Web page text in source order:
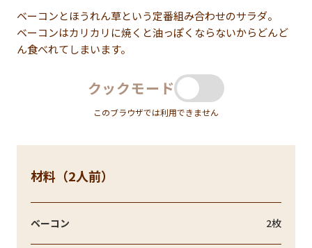
ベーコンとほうれん草という定番組み合わせのサラダ。
ベーコンはカリカリに焼くと油っぽくならないからどんど
ん食べれてしまいます。
クックモード
このブラウザでは利用できません
材料（2人前）
ベーコン 2枚